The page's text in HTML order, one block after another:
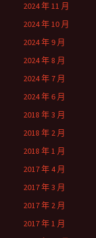
2024 年 11 月
2024 年 10 月
2024 年 9 月
2024 年 8 月
2024 年 7 月
2024 年 6 月
2018 年 3 月
2018 年 2 月
2018 年 1 月
2017 年 4 月
2017 年 3 月
2017 年 2 月
2017 年 1 月